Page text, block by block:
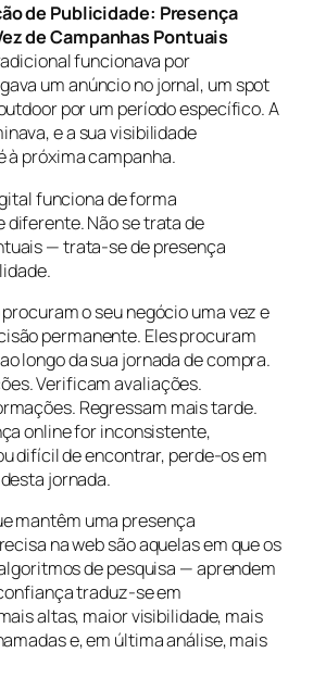
de Publicidade: Presença
de Campanhas Pontuais
funcionava por
um anúncio no jornal, um spot
por um período específico. A
e a sua visibilidade
à próxima campanha.
funciona de forma
Não se trata de
— trata-se de presença
o seu negócio uma vez e
permanente. Eles procuram
longo da sua jornada de compra.
Verificam avaliações.
Regressam mais tarde.
online for inconsistente,
difícil de encontrar, perde-os em
jornada.
mantêm uma presença
na web são aquelas em que os
de pesquisa — aprendem
traduz-se em
altas, maior visibilidade, mais
e, em última análise, mais